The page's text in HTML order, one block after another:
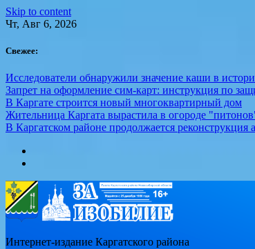
Skip to content
Чт, Авг 6, 2026
Свежее:
Исследователи обнаружили значение каши в
Запрет на оформление сим-карт: инструкция по
В Каргате строится новый многоквартирный дом
Жительница Каргата вырастила в огороде
В Каргатском районе продолжается
Интернет-издание Каргатского района